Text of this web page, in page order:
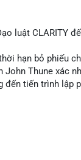
luật CLARITY
hạn bỏ phiếu
John Thune xác
đến tiến trình lập